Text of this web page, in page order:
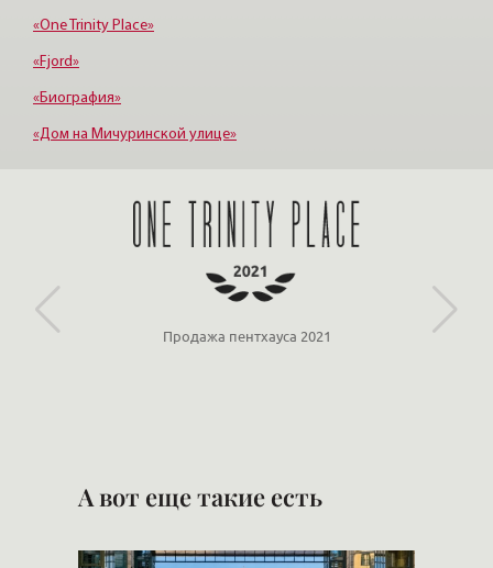
«One Trinity Place»
«Fjord»
«Биография»
«Дом на Мичуринской улице»
Продажа пентхауса 2021
А вот еще такие есть